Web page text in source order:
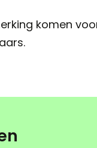
komen